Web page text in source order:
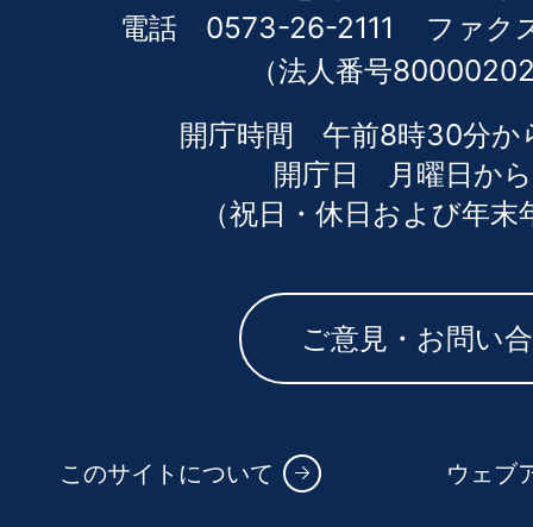
電話 0573-26-2111
ファ
（法人番号
開庁時間 午前8時30分か
開庁日 月曜日か
（祝日・休日および年
ご意見・お問い
このサイトについて ウェブ